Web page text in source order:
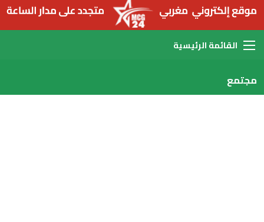
القائمة
مجتمع